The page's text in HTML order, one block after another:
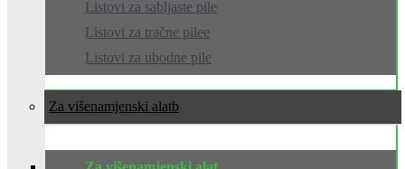
Listovi za sabljaste pile
Listovi za tračne pilee
Listovi za ubodne pile
Za višenamjenski alat